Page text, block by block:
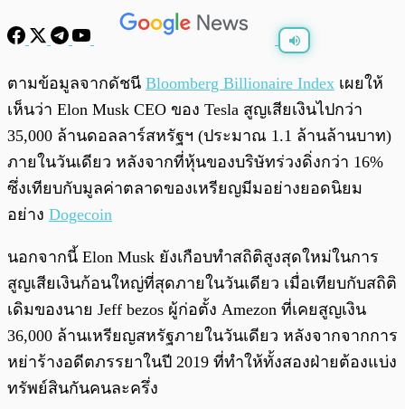
ตามข้อมูลจากดัชนี Bloomberg Billionaire Index เผยให้
เห็นว่า Elon Musk CEO ของ Tesla สูญเสียเงินไปกว่า
35,000 ล้านดอลลาร์สหรัฐฯ (ประมาณ 1.1 ล้านล้านบาท)
ภายในวันเดียว หลังจากที่หุ้นของบริษัทร่วงดิ่งกว่า 16%
ซึ่งเทียบกับมูลค่าตลาดของเหรียญมีมอย่างยอดนิยม
อย่าง Dogecoin
นอกจากนี้ Elon Musk ยังเกือบทำสถิติสูงสุดใหม่ในการ
สูญเสียเงินก้อนใหญ่ที่สุดภายในวันเดียว เมื่อเทียบกับสถิติ
เดิมของนาย Jeff bezos ผู้ก่อตั้ง Amezon ที่เคยสูญเงิน
36,000 ล้านเหรียญสหรัฐภายในวันเดียว หลังจากจากการ
หย่าร้างอดีตภรรยาในปี 2019 ที่ทำให้ทั้งสองฝ่ายต้องแบ่ง
ทรัพย์สินกันคนละครึ่ง